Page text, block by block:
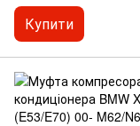
Купити